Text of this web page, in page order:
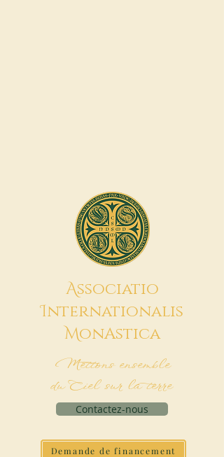
Associatio
Internationalis
MonAstica
Mettons ensemble
du Ciel sur la terre
Contactez-nous
Demande de financement